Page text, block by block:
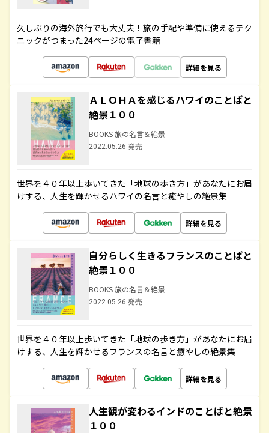
久しぶりの海外旅行でも大丈夫！旅の手配や準備に使えるテク
ニックがつまった24ページの電子書籍
詳細を見る
ＡＬＯＨＡを感じるハワイのことばと
絶景１００
BOOKS 旅の名言＆絶景
2022.05.26 発売
世界を４０年以上歩いてきた「地球の歩き方」があなたにお届
けする、人生を輝かせるハワイの名言と癒やしの絶景集
詳細を見る
自分らしく生きるフランスのことばと
絶景１００
BOOKS 旅の名言＆絶景
2022.05.26 発売
世界を４０年以上歩いてきた「地球の歩き方」があなたにお届
けする、人生を輝かせるフランスの名言と癒やしの絶景集
詳細を見る
人生観が変わるインドのことばと絶景
１００